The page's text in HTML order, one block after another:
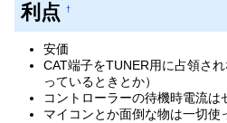
利点 †
安価
CAT端子をTUNER用に占領さ
っているときとか）
コントローラーの待機時電流は
マイコンとか面倒な物は一切使